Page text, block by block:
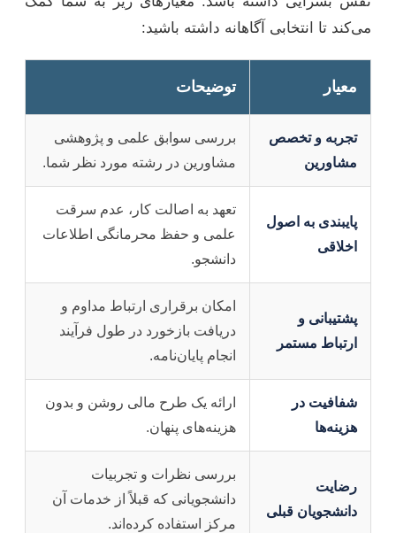
می‌کند تا انتخابی آگاهانه داشته باشید:
معیار توضیحات
تجربه و تخصص
مشاورین
بررسی سوابق علمی و پژوهشی
مشاورین در رشته مورد نظر شما.
پایبندی به اصول
اخلاقی
تعهد به اصالت کار، عدم سرقت
علمی و حفظ محرمانگی اطلاعات
دانشجو.
پشتیبانی و
ارتباط مستمر
امکان برقراری ارتباط مداوم و
دریافت بازخورد در طول فرآیند
انجام پایان‌نامه.
شفافیت در
هزینه‌ها
ارائه یک طرح مالی روشن و بدون
هزینه‌های پنهان.
رضایت
دانشجویان قبلی
بررسی نظرات و تجربیات
دانشجویانی که قبلاً از خدمات آن
مرکز استفاده کرده‌اند.